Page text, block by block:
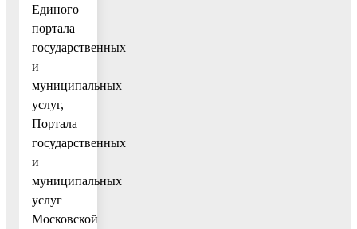
Единого
портала
государственных
и
муниципальных
услуг,
Портала
государственных
и
муниципальных
услуг
Московской